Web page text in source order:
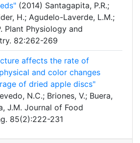
(2014) Santagapita, P.R.;
H.; Agudelo-Laverde, L.M.;
Plant Physiology and
82:262-269
affects the rate of
and color changes
of dried apple discs"
N.C.; Briones, V.; Buera,
J.M. Journal of Food
85(2):222-231